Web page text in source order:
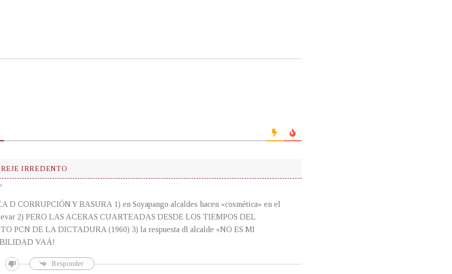
IRREDENTO
D CORRUPCIÓN Y BASURA 1) en Soyapango alcaldes hacen «cosmética» en el
2) PERO LAS ACERAS CUARTEADAS DESDE LOS TIEMPOS DEL
PCN DE LA DICTADURA (1960) 3) la respuesta dl alcalde «NO ES MI
VAÁ!
Responder